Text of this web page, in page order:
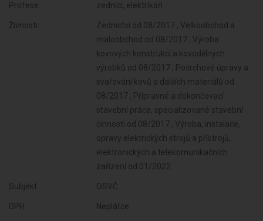
Profese: zedníci, elektrikáři
Živnosti:
Zednictví od 08/2017 , Velkoobchod a
maloobchod od 08/2017 , Výroba
kovových konstrukcí a kovodělných
výrobků od 08/2017 , Povrchové úpravy a
svařování kovů a dalších materiálů od
08/2017 , Přípravné a dokončovací
stavební práce, specializované stavební
činnosti od 08/2017 , Výroba, instalace,
opravy elektrických strojů a přístrojů,
elektronických a telekomunikačních
zařízení od 01/2022
Subjekt: OSVČ
DPH: Neplátce